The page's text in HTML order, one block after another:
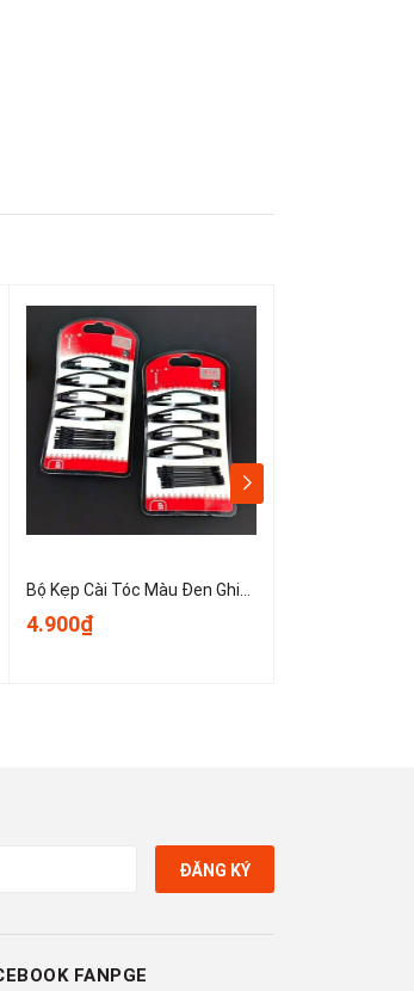
Bộ Kẹp Cài Tóc Màu Đen Ghim Bên Gọn Gàng, Kẹp Tóc Nữ Kẹp Mini Cố Định Tóc Không Trơn Trượt T1123
4.900₫
ĐĂNG KÝ
FANPGE